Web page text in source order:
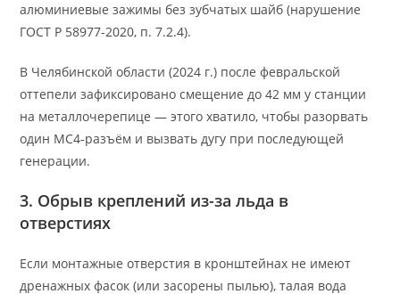
алюминиевые зажимы без зубчатых шайб (нарушение
ГОСТ Р 58977-2020, п. 7.2.4).
В Челябинской области (2024 г.) после февральской
оттепели зафиксировано смещение до 42 мм у станции
на металлочерепице — этого хватило, чтобы разорвать
один MC4-разъём и вызвать дугу при последующей
генерации.
3. Обрыв креплений из-за льда в
отверстиях
Если монтажные отверстия в кронштейнах не имеют
дренажных фасок (или засорены пылью), талая вода